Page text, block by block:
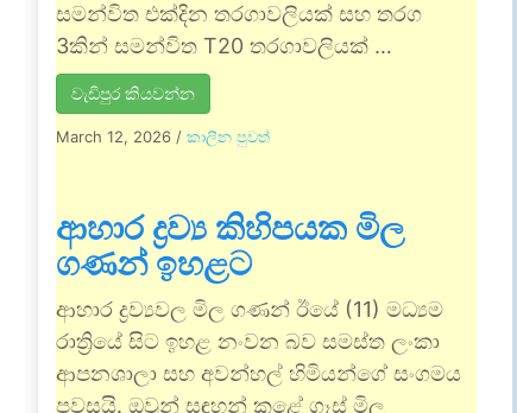
සමන්විත එක්දින තරගාවලියක් සහ තරග
3කින් සමන්විත T20 තරගාවලියක් …
වැඩිපුර කියවන්න
March 12, 2026 / කාලීන පුවත්
ආහාර ද්‍රව්‍ය කිහිපයක මිල
ගණන් ඉහළට
ආහාර ද්‍රව්‍යවල මිල ගණන් ඊයේ (11) මධ්‍යම
රාත්‍රියේ සිට ඉහළ නංවන බව සමස්ත ලංකා
ආපනශාලා සහ අවන්හල් හිමියන්ගේ සංගමය
පවසයි. ඔවුන් සඳහන් කළේ ගෑස් මිල